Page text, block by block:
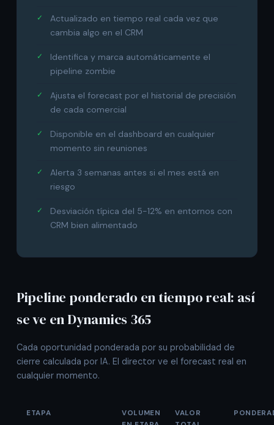
Actualizado en tiempo real cada vez que
cambia algo en el CRM
Identifica y marca automáticamente el
pipeline zombie
Ajusta el forecast por el historial de precisión
de cada comercial
Disponible en el dashboard en cualquier
momento sin reuniones
Alerta 3 semanas antes si el mes está en
riesgo
Desviación típica del 5-12% en entornos con
CRM bien alimentado
Pipeline ponderado en tiempo real: así
se ve en Dynamics 365
Cada oportunidad ponderada por su probabilidad de
cierre calculada por IA. El director ve el forecast real en
cualquier momento.
ETAPA
VOLUMEN
VALOR